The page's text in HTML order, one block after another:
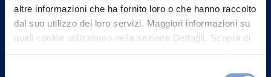
altre informazioni che ha fornito loro o che hanno raccolto
dal suo utilizzo dei loro servizi. Maggiori informazioni su
quali cookie utilizziamo nella sezione Dettagli. Scopra di
più su chi siamo, come può contattarci e come trattiamo i
Contattaci